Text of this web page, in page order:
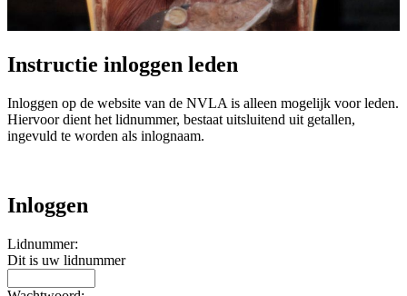
Instructie inloggen leden
Inloggen op de website van de NVLA is alleen mogelijk voor leden.
Hiervoor dient het lidnummer, bestaat uitsluitend uit getallen,
ingevuld te worden als inlognaam.
Inloggen
Lidnummer:
Dit is uw lidnummer